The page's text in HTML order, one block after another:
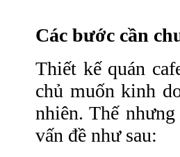
Các bước cần
Thiết kế quán
chủ muốn kinh
nhiên. Thế
vấn đề như sau: